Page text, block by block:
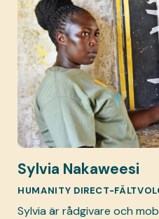
Sylvia Nakaweesi
HUMANITY DIRECT-
Sylvia är rådgivare och